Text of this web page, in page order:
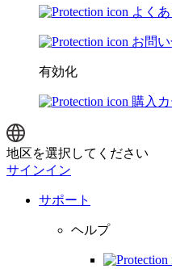
よく
お問
有効化
購入
地区を選択してください
サインイン
サポート
ヘルプ